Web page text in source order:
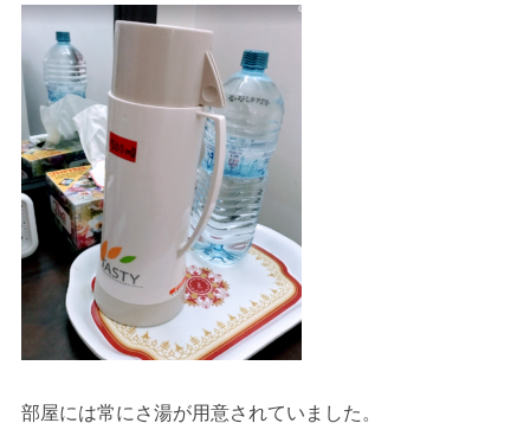
部屋には常にさ湯が用意されていました。